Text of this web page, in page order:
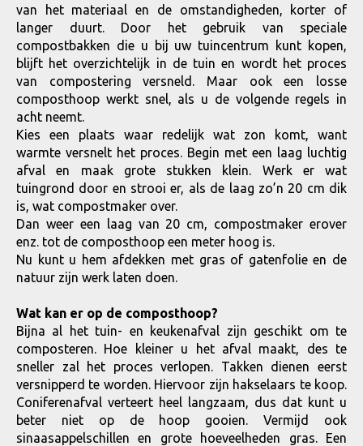
van het materiaal en de omstandigheden, korter of
langer duurt. Door het gebruik van speciale
compostbakken die u bij uw tuincentrum kunt kopen,
blijft het overzichtelijk in de tuin en wordt het proces
van compostering versneld. Maar ook een losse
composthoop werkt snel, als u de volgende regels in
acht neemt.
Kies een plaats waar redelijk wat zon komt, want
warmte versnelt het proces. Begin met een laag luchtig
afval en maak grote stukken klein. Werk er wat
tuingrond door en strooi er, als de laag zo’n 20 cm dik
is, wat compostmaker over.
Dan weer een laag van 20 cm, compostmaker erover
enz. tot de composthoop een meter hoog is.
Nu kunt u hem afdekken met gras of gatenfolie en de
natuur zijn werk laten doen.
Wat kan er op de composthoop?
Bijna al het tuin- en keukenafval zijn geschikt om te
composteren. Hoe kleiner u het afval maakt, des te
sneller zal het proces verlopen. Takken dienen eerst
versnipperd te worden. Hiervoor zijn hakselaars te koop.
Coniferenafval verteert heel langzaam, dus dat kunt u
beter niet op de hoop gooien. Vermijd ook
sinaasappelschillen en grote hoeveelheden gras. Een